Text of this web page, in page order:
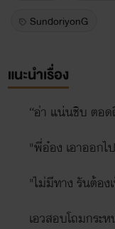
SundoriyonG
แนะนำเรื่อง
“อ่า แน่นชิบ ตอด
"พี่อ๋อง เอาออกไ
"ไม่มีทาง รันต้อ
เอวสอบโถมกระ